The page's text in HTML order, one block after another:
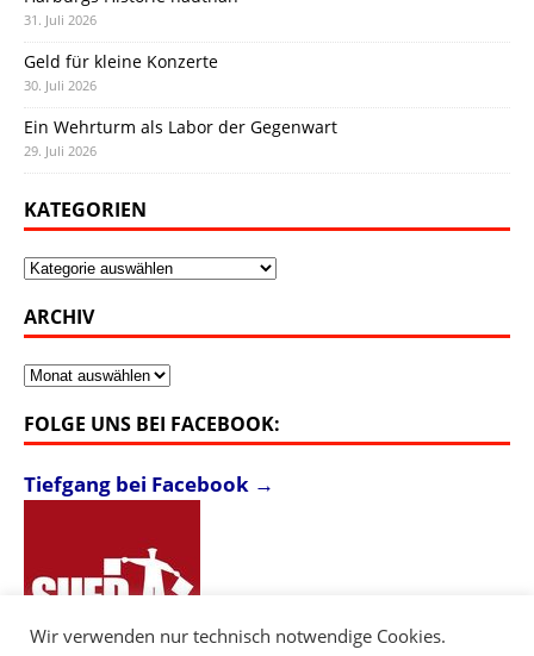
31. Juli 2026
Geld für kleine Konzerte
30. Juli 2026
Ein Wehrturm als Labor der Gegenwart
29. Juli 2026
KATEGORIEN
Kategorien
ARCHIV
Archiv
FOLGE UNS BEI FACEBOOK:
Tiefgang bei Facebook →
Wir verwenden nur technisch notwendige Cookies.